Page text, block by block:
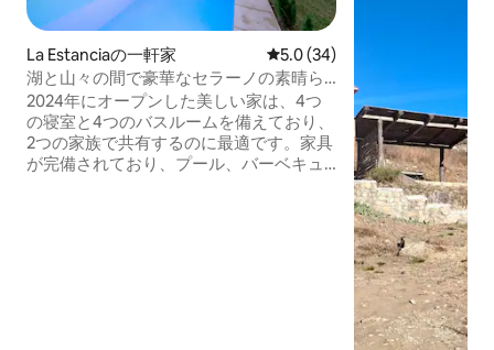
La Estanciaの一軒家 レビュー34件、5つ星中5.0つ
5.0 (34)
湖と山々の間で豪華なセラーノの素晴ら
しさを満喫しよう
2024年にオープンした美しい家は、4つ
の寝室と4つのバスルームを備えており、
2つの家族で共有するのに最適です。家具
が完備されており、プール、バーベキュ